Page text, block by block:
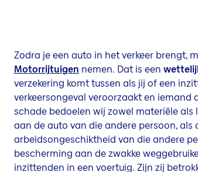
Zodra je een auto in het verkeer brengt,
Motorrijtuigen nemen. Dat is een
verzekering komt tussen als jij of een
verkeersongeval veroorzaakt en
schade bedoelen wij zowel materiële
aan de auto van die andere persoon, als
arbeidsongeschiktheid van die andere
bescherming aan de zwakke
inzittenden in een voertuig. Zijn zij